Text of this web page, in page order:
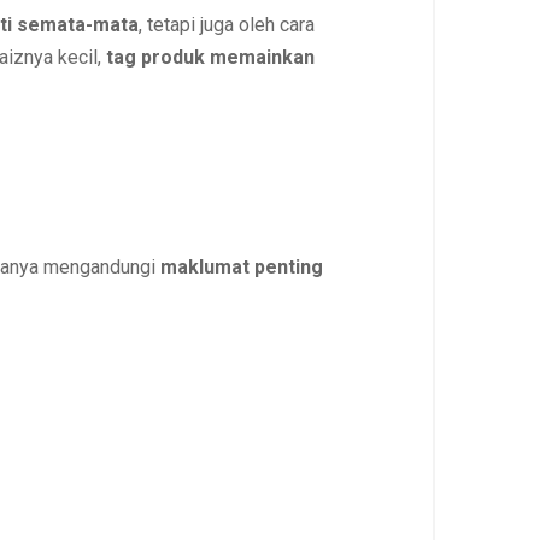
semata-mata, tetapi juga oleh cara
kecil, tag produk memainkan
mengandungi maklumat penting